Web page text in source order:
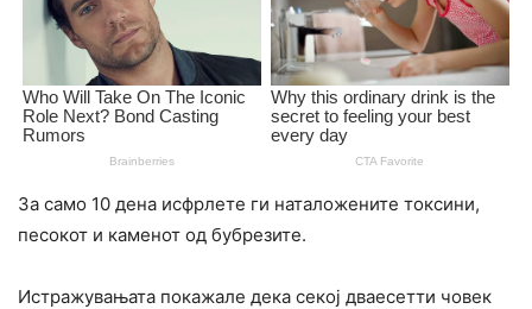
За само 10 дена исфрлете ги наталожените токсини,
песокот и каменот од бубрезите.
Истражувањата покажале дека секој дваесетти човек